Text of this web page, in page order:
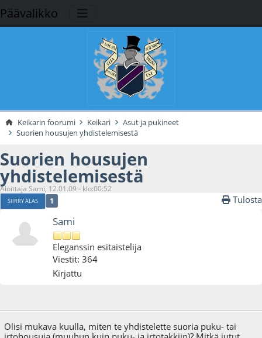
Päävalikko
Keikarin foorumi Keikari
Asut ja pukineet
Suorien housujen yhdistelemisestä
Suorien housujen
yhdistelemisestä
Aloittaja Sami, 12.01.09 - klo:00:52
SIIRRY ALAS 1 Tulosta
Sami
Eleganssin esitaistelija
Viestit: 364
Kirjattu
Olisi mukava kuulla, miten te yhdistelette suoria puku- tai